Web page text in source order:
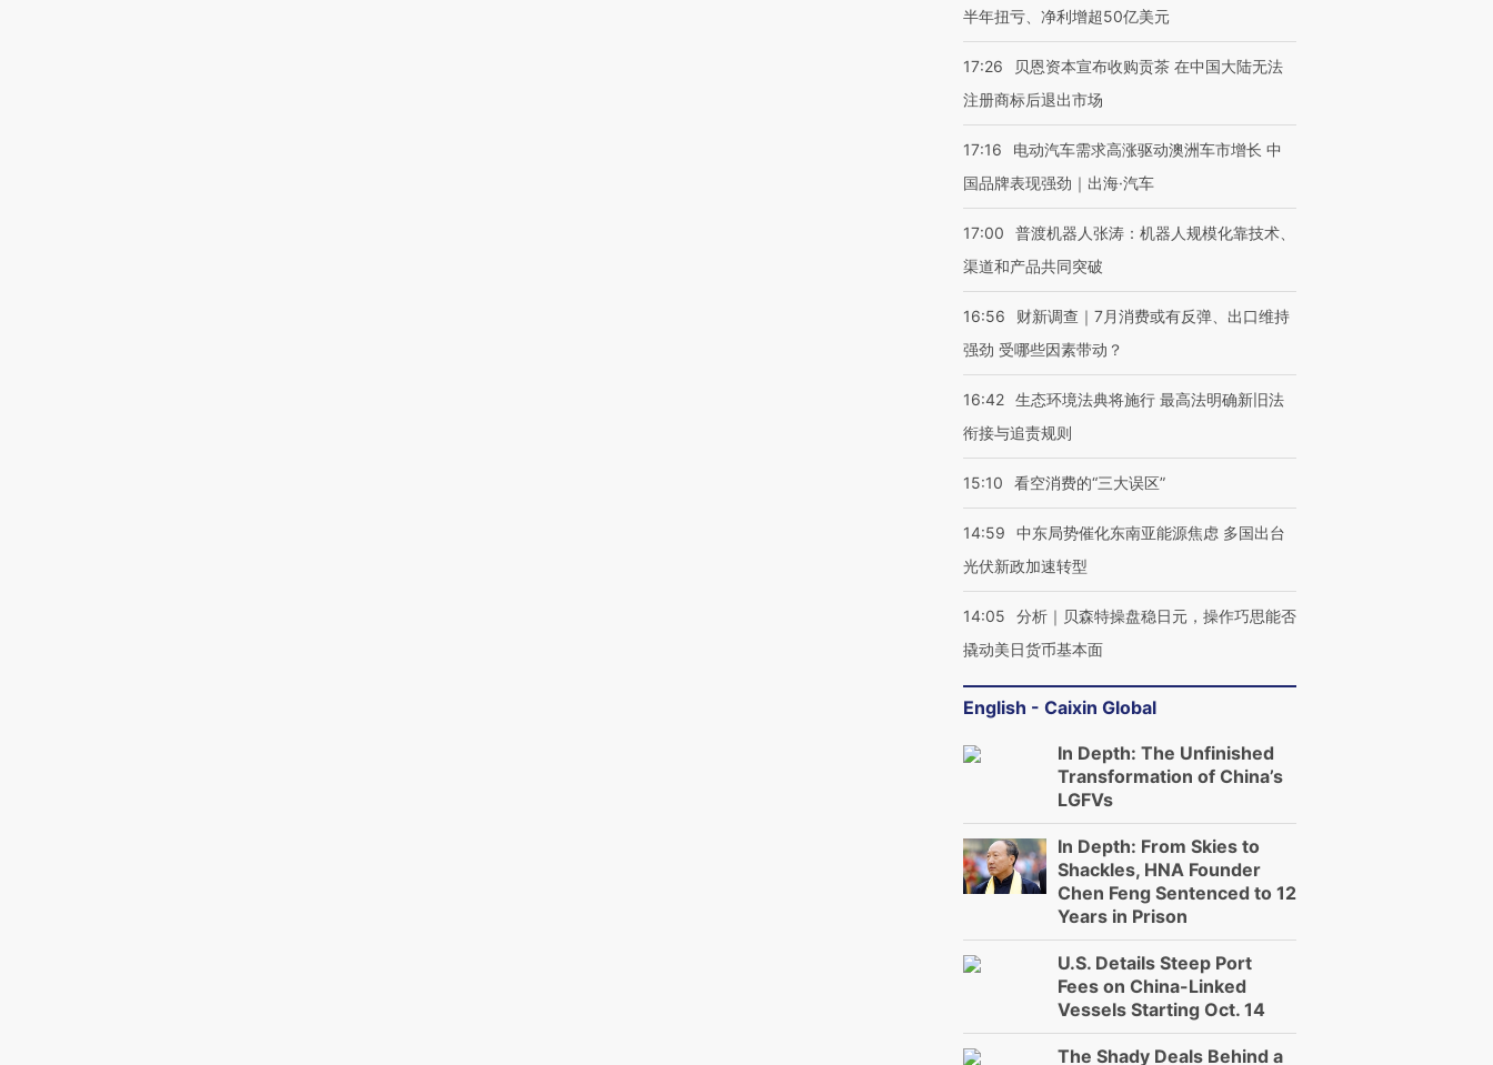
半年扭亏、净利增超50亿美元
17:26
贝恩资本宣布收购贡茶 在中国大陆无法
注册商标后退出市场
17:16
电动汽车需求高涨驱动澳洲车市增长 中
国品牌表现强劲｜出海·汽车
17:00
普渡机器人张涛：机器人规模化靠技术、
渠道和产品共同突破
16:56
财新调查｜7月消费或有反弹、出口维持
强劲 受哪些因素带动？
16:42 生态环境法典将施行 最高法明确新旧法
衔接与追责规则
15:10 看空消费的“三大误区”
14:59
中东局势催化东南亚能源焦虑 多国出台
光伏新政加速转型
14:05
分析｜贝森特操盘稳日元，操作巧思能否
撬动美日货币基本面
English - Caixin Global
In Depth: The Unfinished
Transformation of China’s
LGFVs
In Depth: From Skies to
Shackles, HNA Founder
Chen Feng Sentenced to 12
Years in Prison
U.S. Details Steep Port
Fees on China-Linked
Vessels Starting Oct. 14
The Shady Deals Behind a